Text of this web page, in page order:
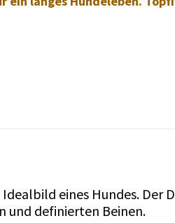
eines Hundes. Der
und definierten Beinen.